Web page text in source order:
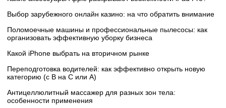
Выбор зарубежного онлайн казино: на что обратить внимание
Поломоечные машины и профессиональные пылесосы: как
организовать эффективную уборку бизнеса
Какой iPhone выбрать на вторичном рынке
Переподготовка водителей: как эффективно открыть новую
категорию (с B на C или А)
Антицеллюлитный массажер для разных зон тела:
особенности применения